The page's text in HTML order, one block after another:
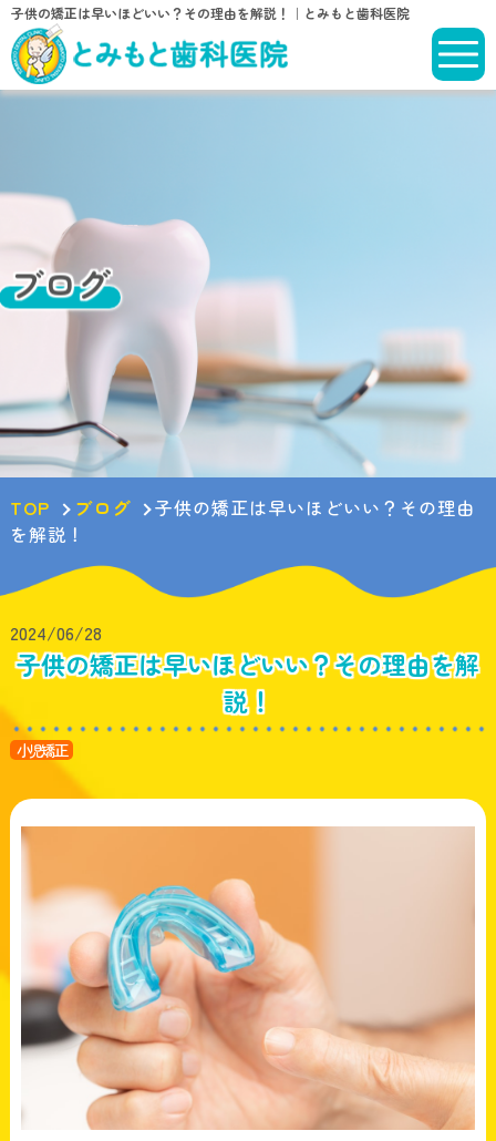
子供の矯正は早いほどいい？その理由を解説！｜とみもと歯科医院
ブログ
TOP ブログ
子供の矯正は早いほどいい？その理由
を解説！
2024/06/28
子供の矯正は早いほどいい？その理由を解
説！
小児矯正